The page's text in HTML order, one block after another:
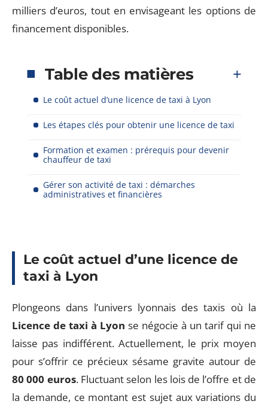
milliers d’euros, tout en envisageant les options de
financement disponibles.
Table des matières
Le coût actuel d’une licence de taxi à Lyon
Les étapes clés pour obtenir une licence de taxi
Formation et examen : prérequis pour devenir
chauffeur de taxi
Gérer son activité de taxi : démarches
administratives et financières
Le coût actuel d’une licence de
taxi à Lyon
Plongeons dans l’univers lyonnais des taxis où la
Licence de taxi à Lyon se négocie à un tarif qui ne
laisse pas indifférent. Actuellement, le prix moyen
pour s’offrir ce précieux sésame gravite autour de
80 000 euros. Fluctuant selon les lois de l’offre et de
la demande, ce montant est sujet aux variations du